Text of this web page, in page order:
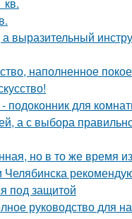
выразительный
наполненное
подоконник для
а с выбора
но в то же время
под защитой
руководство для